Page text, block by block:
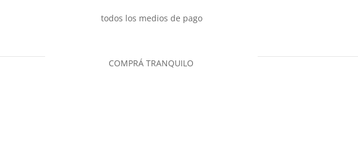
todos los medios de pago
COMPRÁ TRANQUILO